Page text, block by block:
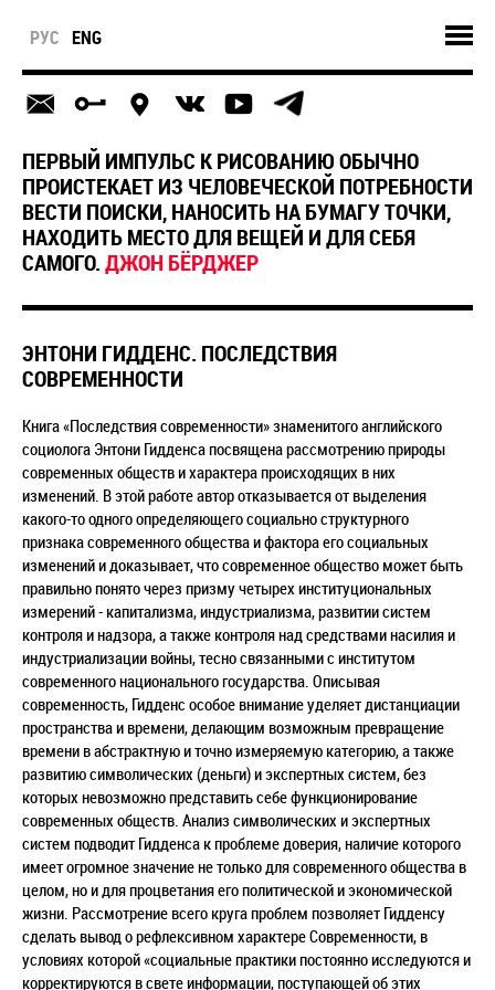
РУС ENG
ПЕРВЫЙ ИМПУЛЬС К РИСОВАНИЮ ОБЫЧНО
ПРОИСТЕКАЕТ ИЗ ЧЕЛОВЕЧЕСКОЙ ПОТРЕБНОСТИ
ВЕСТИ ПОИСКИ, НАНОСИТЬ НА БУМАГУ ТОЧКИ,
НАХОДИТЬ МЕСТО ДЛЯ ВЕЩЕЙ И ДЛЯ СЕБЯ
САМОГО.ДЖОН БЁРДЖЕР
ЭНТОНИ ГИДДЕНС. ПОСЛЕДСТВИЯ
СОВРЕМЕННОСТИ
Книга «Последствия современности» знаменитого английского
социолога Энтони Гидденса посвящена рассмотрению природы
современных обществ и характера происходящих в них
изменений. В этой работе автор отказывается от выделения
какого-то одного определяющего социально структурного
признака современного общества и фактора его социальных
изменений и доказывает, что современное общество может быть
правильно понято через призму четырех институциональных
измерений - капитализма, индустриализма, развитии систем
контроля и надзора, а также контроля над средствами насилия и
индустриализации войны, тесно связанными с институтом
современного национального государства. Описывая
современность, Гидденс особое внимание уделяет дистанциации
пространства и времени, делающим возможным превращение
времени в абстрактную и точно измеряемую категорию, а также
развитию символических (деньги) и экспертных систем, без
которых невозможно представить себе функционирование
современных обществ. Анализ символических и экспертных
систем подводит Гидденса к проблеме доверия, наличие которого
имеет огромное значение не только для современного общества в
целом, но и для процветания его политической и экономической
жизни. Рассмотрение всего круга проблем позволяет Гидденсу
сделать вывод о рефлексивном характере Современности, в
условиях которой «социальные практики постоянно исследуются и
корректируются в свете информации, поступающей об этих